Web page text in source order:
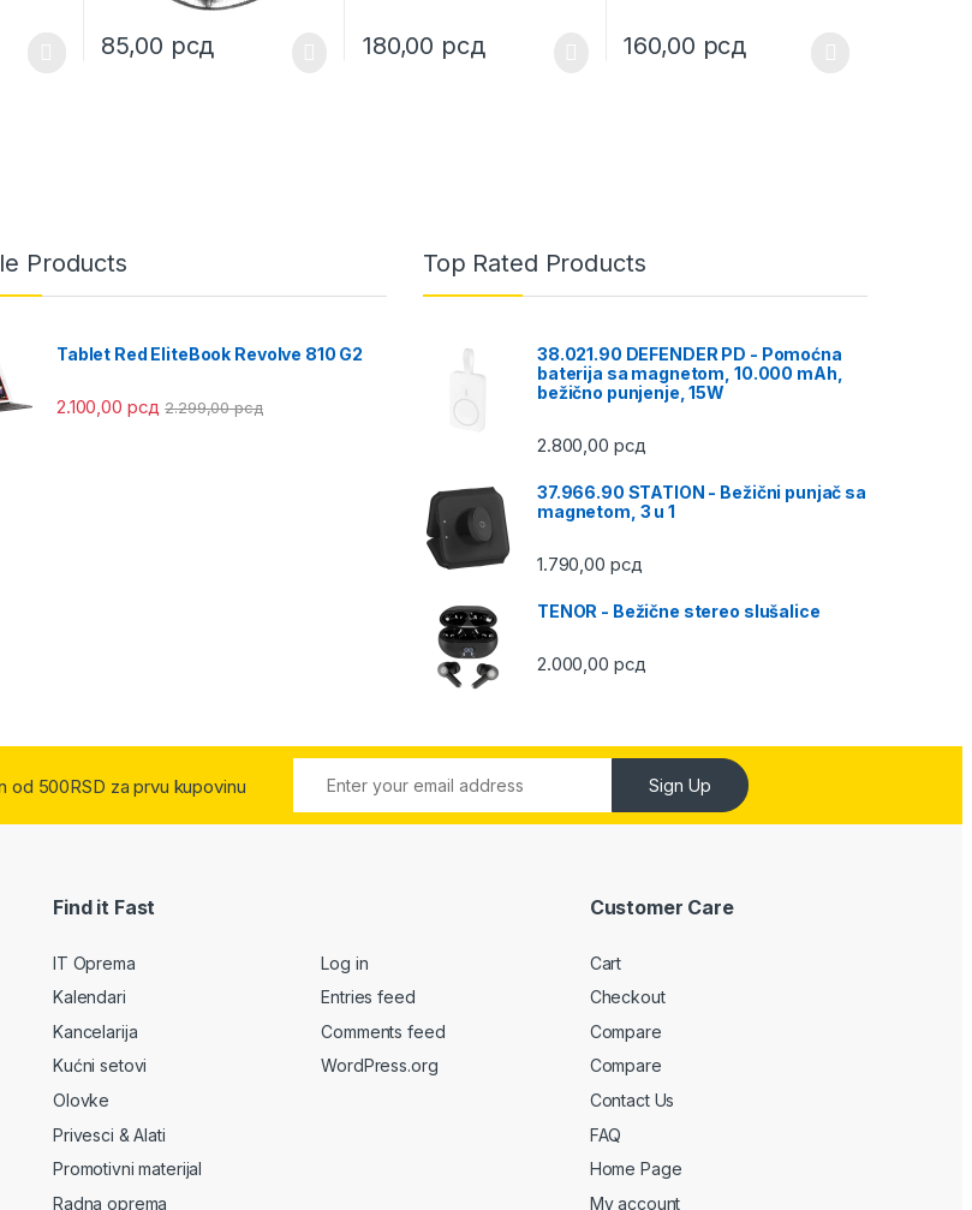
variants. The options may be chosen on the product page
85,00 рсд 180,00 рсд 160,00 рсд
This product has multiple variants. The
Products
Tablet Red EliteBook Revolve 810 G2
2.100,00 рсд 2.299,00рсд
Top Rated Products
38.021.90 DEFENDER PD - Pomoćna
baterija sa magnetom, 10.000 mAh,
bežično punjenje, 15W
2.800,00 рсд
37.966.90 STATION - Bežični punjač sa
magnetom, 3 u 1
1.790,00 рсд
TENOR - Bežične stereo slušalice
2.000,00 рсд
od 500RSD za prvu kupovinu Sign Up
Find it Fast
IT Oprema
Kalendari
Kancelarija
Kućni setovi
Olovke
Privesci & Alati
Promotivni materijal
Radna oprema
Log in
Entries feed
Comments feed
WordPress.org
Customer Care
Cart
Checkout
Compare
Compare
Contact Us
FAQ
Home Page
My account